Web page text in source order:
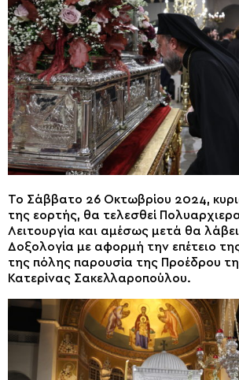
Το Σάββατο 26 Οκτωβρίου 2024,
της εορτής, θα τελεσθεί
Λειτουργία και αμέσως μετά θα
Δοξολογία με αφορμή την επέτειο
της πόλης παρουσία της Προέδρου
Κατερίνας Σακελλαροπούλου.